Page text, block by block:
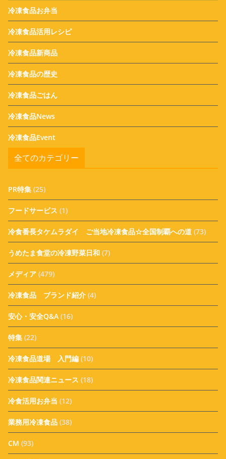
冷凍食品お弁当
冷凍食品活用レシピ
冷凍食品新商品
冷凍食品の歴史
冷凍食品ごはん
冷凍食品News
冷凍食品Event
全てのカテゴリー
PR特集 (25)
フードサービス (1)
冷食番長タケムラダイ ご当地冷凍食品☆全国制覇への道 (73)
うめたま食堂の冷凍野菜日和 (7)
メディア (479)
冷凍食品 ブランド紹介 (4)
安心・安全Q&A (16)
特集 (22)
冷凍食品道場 入門編 (10)
冷凍食品関連ニュース (18)
冷食活用お弁当 (12)
業務用冷凍食品 (38)
CM (93)